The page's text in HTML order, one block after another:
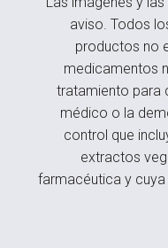
aviso. Todos
productos no
medicamentos
tratamiento para
médico o la
control que
extractos
farmacéutica y cuya